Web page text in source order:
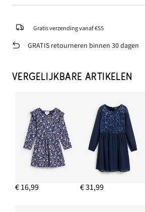
Gratis verzending vanaf €55
GRATIS retourneren binnen 30 dagen
VERGELIJKBARE ARTIKELEN
€ 16,99 € 31,99